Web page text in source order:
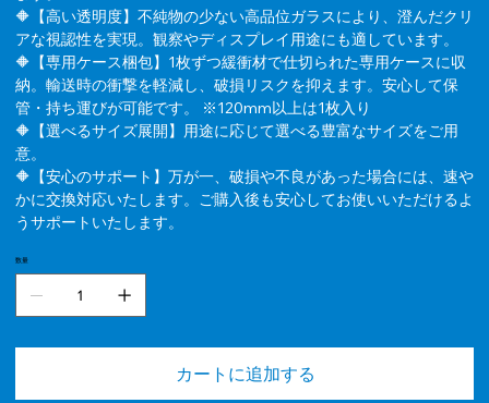
🔶【高い透明度】不純物の少ない高品位ガラスにより、澄んだクリ
アな視認性を実現。観察やディスプレイ用途にも適しています。
🔶【専用ケース梱包】1枚ずつ緩衝材で仕切られた専用ケースに収
納。輸送時の衝撃を軽減し、破損リスクを抑えます。安心して保
管・持ち運びが可能です。 ※120mm以上は1枚入り
🔶【選べるサイズ展開】用途に応じて選べる豊富なサイズをご用
意。
🔶【安心のサポート】万が一、破損や不良があった場合には、速や
かに交換対応いたします。ご購入後も安心してお使いいただけるよ
うサポートいたします。
数量
カートに追加する